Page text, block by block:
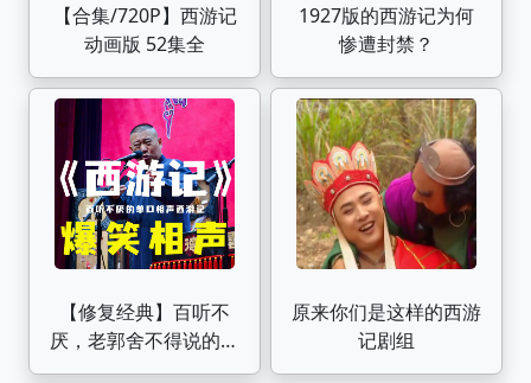
【合集/720P】西游记
动画版 52集全
1927版的西游记为何
惨遭封禁？
【修复经典】百听不
厌，老郭舍不得说的单
口相声:《西游记》郭
原来你们是这样的西游
记剧组